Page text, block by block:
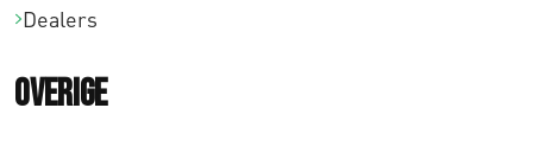
Dealers
Overige